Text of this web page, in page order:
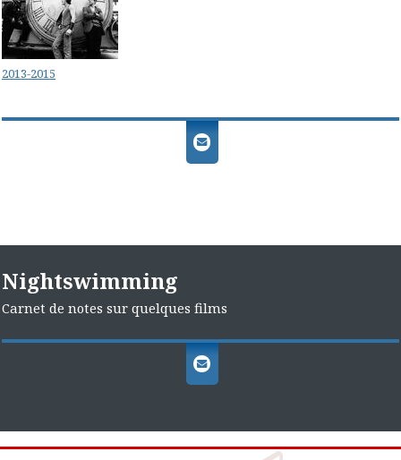
2013-2015
Nightswimming
Carnet de notes sur quelques films